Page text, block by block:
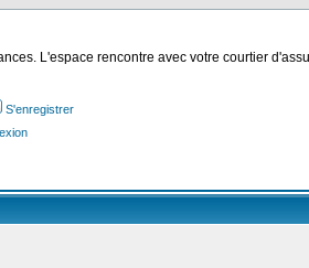
L'espace rencontre avec votre courtier
S'enregistrer